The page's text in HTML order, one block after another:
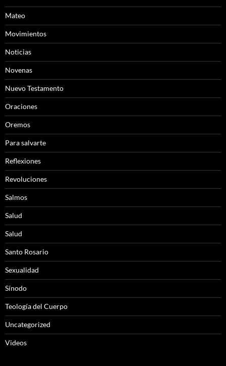
Mateo
Movimientos
Noticias
Novenas
Nuevo Testamento
Oraciones
Oremos
Para salvarte
Reflexiones
Revoluciones
Salmos
Salud
Salud
Santo Rosario
Sexualidad
Sínodo
Teología del Cuerpo
Uncategorized
Videos